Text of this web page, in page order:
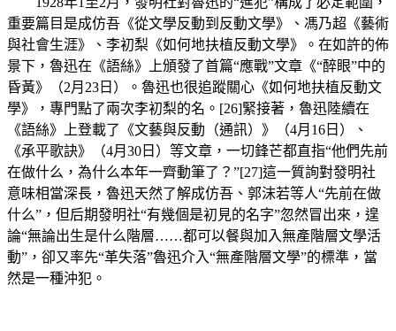
重要篇目是成仿吾《從文學反動到反動文學》、馮乃超《藝術
與社會生涯》、李初梨《如何地扶植反動文學》。在如許的佈
景下，魯迅在《語絲》上頒發了首篇“應戰”文章《“醉眼”中的
昏黃》（2月23日）。魯迅也很追蹤關心《如何地扶植反動文
學》，專門點了兩次李初梨的名。[26]緊接著，魯迅陸續在
《語絲》上登載了《文藝與反動（通訊）》（4月16日）、
《承平歌訣》（4月30日）等文章，一切鋒芒都直指“他們先前
在做什么，為什么本年一齊動筆了？”[27]這一質詢對發明社
意味相當深長，魯迅天然了解成仿吾、郭沫若等人“先前在做
什么”，但后期發明社“有幾個是初見的名字”忽然冒出來，遑
論“無論出生是什么階層……都可以餐與加入無產階層文學活
動”，卻又率先“革失落”魯迅介入“無產階層文學”的標準，當
然是一種沖犯。